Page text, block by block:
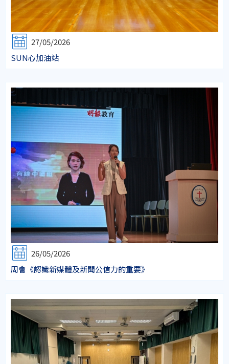
27/05/2026
SUN心加油站
26/05/2026
周會《認識新媒體及新聞公信力的重要》